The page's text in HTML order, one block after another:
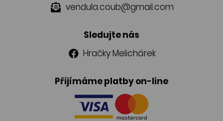
vendula.coub@gmail.com
Sledujte nás
Hračky Melichárek
Přijímáme platby on-line